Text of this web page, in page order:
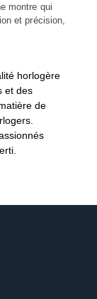
montre qui
et précision,
horlogère
et des
de